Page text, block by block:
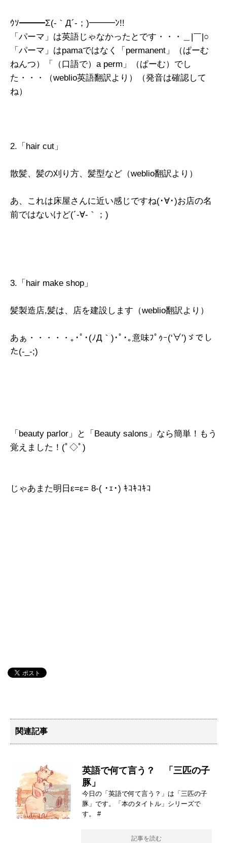
ｳｿ━━━Σ(-｀Д´-；)━━━ﾝ!!
「パーマ」は英語じゃなかったとです・・・＿|￣|○
「パーマ」はpamaではなく「permanent」（ぱーむ
ねんつ）「（口語で）a perm」（ぱーむ）でし
た・・・（weblio英語翻訳より）（発音は確認して
ね）
2.「hair cut」
散髪、髪の刈り方、髪型など（weblio翻訳より）
あ、これは床屋さんに近い感じですね(･∀･)お店の名
前ではないけど(´-∀-｀；)
3.「hair make shop」
髪製造店,髪は、店を建設します（weblio翻訳より）
あぁ・・・・・｡･ﾟ･(ﾉД｀)･ﾟ･｡意味ﾌﾟｩｰ(‘∀’)ゞでし
た(-_-;)
「beauty parlor」と「Beauty salons」なら簡単！もう
覚えました！(ﾟ◇ﾟ)ゞ
じゃあまた明日ε=ε= 8-( ･ｪ･) ｷｺｷｺｷｺ
関連記事
英語で何て言う？ 「三匹の子
豚」
今日の「英語で何て言う？」は「三匹の子
豚」です。「本のタイトル」シリーズで
す。 #
記事を読む